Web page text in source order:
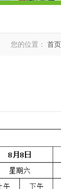
您的位置： 首页